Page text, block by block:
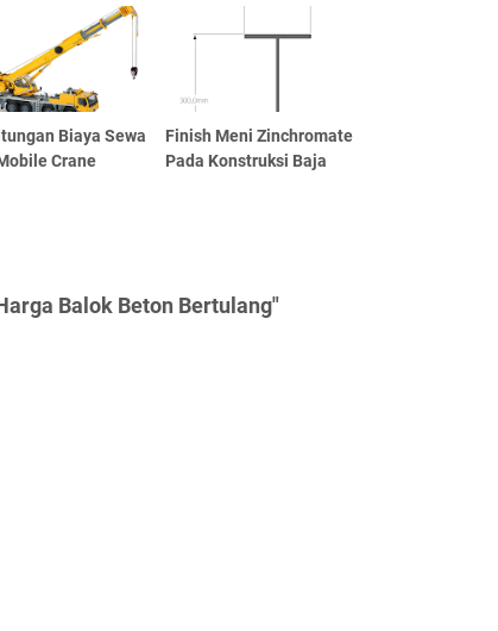
Biaya Sewa
Crane
Finish Meni Zinchromate
Pada Konstruksi Baja
Balok Beton Bertulang"